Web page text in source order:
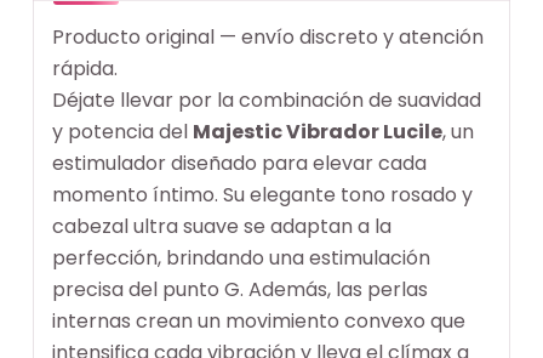
Producto original — envío discreto y atención
rápida.
Déjate llevar por la combinación de suavidad
y potencia del Majestic Vibrador Lucile, un
estimulador diseñado para elevar cada
momento íntimo. Su elegante tono rosado y
cabezal ultra suave se adaptan a la
perfección, brindando una estimulación
precisa del punto G. Además, las perlas
internas crean un movimiento convexo que
intensifica cada vibración y lleva el clímax a